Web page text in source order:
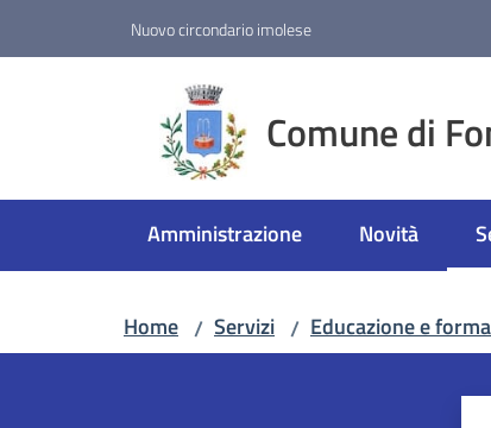
Nuovo circondario imolese
Comune di
Amministrazione Novità
Home / Servizi / Educazione e